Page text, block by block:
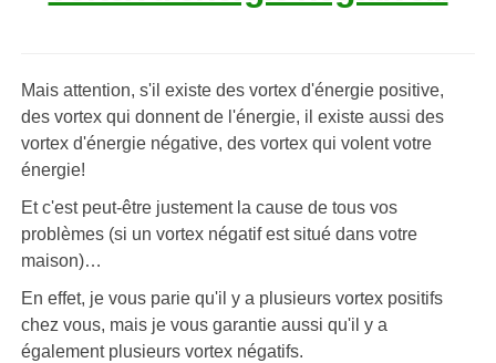
Mais attention, s'il existe des vortex d'énergie positive,
des vortex qui donnent de l'énergie, il existe aussi des
vortex d'énergie négative, des vortex qui volent votre
énergie!
Et c'est peut-être justement la cause de tous vos
problèmes (si un vortex négatif est situé dans votre
maison)…
En effet, je vous parie qu'il y a plusieurs vortex positifs
chez vous, mais je vous garantie aussi qu'il y a
également plusieurs vortex négatifs.